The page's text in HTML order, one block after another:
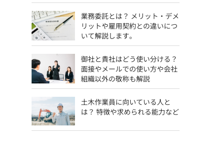
業務委託とは？ メリット・デメ
リットや雇用契約との違いにつ
いて解説します。
御社と貴社はどう使い分ける？
面接やメールでの使い方や会社
組織以外の敬称も解説
土木作業員に向いている人と
は？ 特徴や求められる能力など